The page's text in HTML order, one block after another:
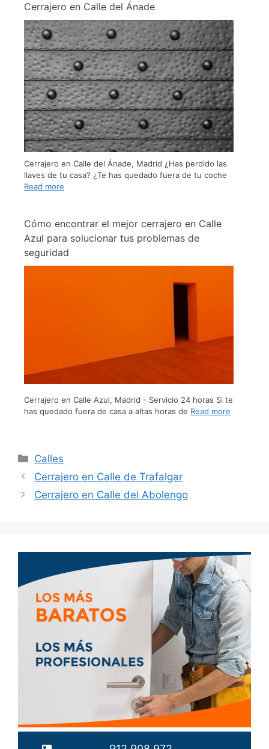
Cerrajero en Calle del Ánade
Cerrajero en Calle del Ánade, Madrid ¿Has perdido las
llaves de tu casa? ¿Te has quedado fuera de tu coche
Read more
Cómo encontrar el mejor cerrajero en Calle
Azul para solucionar tus problemas de
seguridad
Cerrajero en Calle Azul, Madrid - Servicio 24 horas Si te
has quedado fuera de casa a altas horas de Read more
Calles
Cerrajero en Calle de Trafalgar
Cerrajero en Calle del Abolengo